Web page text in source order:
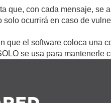
que, con cada mensaje, se
solo ocurrirá en caso de
que el software coloca una
se usa para mantenerle